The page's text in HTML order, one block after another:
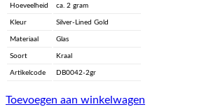
Hoeveelheid ca. 2 gram
Kleur Silver-Lined Gold
Materiaal Glas
Soort Kraal
Artikelcode DB0042-2gr
Toevoegen aan winkelwagen